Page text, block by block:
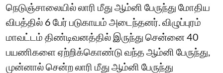
நெடுஞ்சாலையில் லாரி மீது ஆம்னி பேருந்து மோதிய
விபத்தில் 6 பேர் படுகாயம் அடைந்தனர். விழுப்புரம்
மாவட்டம் திண்டிவனத்தில் இருந்து சென்னை 40
பயணிகளை ஏற்றிக்கொண்டு வந்த ஆம்னி பேருந்து,
முன்னால் சென்ற லாரி மீது ஆம்னி பேருந்து